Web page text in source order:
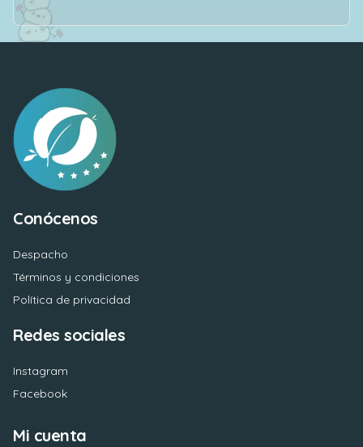
Conócenos
Despacho
Términos y condiciones
Política de privacidad
Redes sociales
Instagram
Facebook
Mi cuenta